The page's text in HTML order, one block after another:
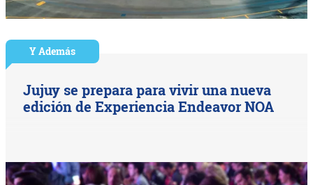
Y Además
Jujuy se prepara para vivir una nueva
edición de Experiencia Endeavor NOA